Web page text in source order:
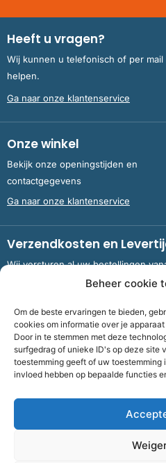
Beheer cookie
Om de beste ervaringen te bieden,
cookies om informatie over je
Door in te stemmen met deze
surfgedrag of unieke ID's op deze site
toestemming geeft of uw
invloed hebben op bepaalde functies
Heeft u vragen?
Wij kunnen u telefonisch of per mail
helpen.
Ga naar onze klantenservice
Onze winkel
Bekijk onze openingstijden en
contactgegevens
Ga naar onze klantenservice
Verzendkosten en
Wij versturen al uw bestellingen
Nederland en België.
Meer informatie over
Bank NL09 RABO 0326 5083 92 ten
Fiscaalnummer
Cookies|